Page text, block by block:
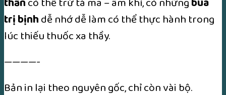
trị bịnhdễ nhớ dễ làm có thể thực hành trong
lúc thiếu thuốc xa thầy.
————-
Bản in lại theo nguyên gốc, chỉ còn vài bộ.